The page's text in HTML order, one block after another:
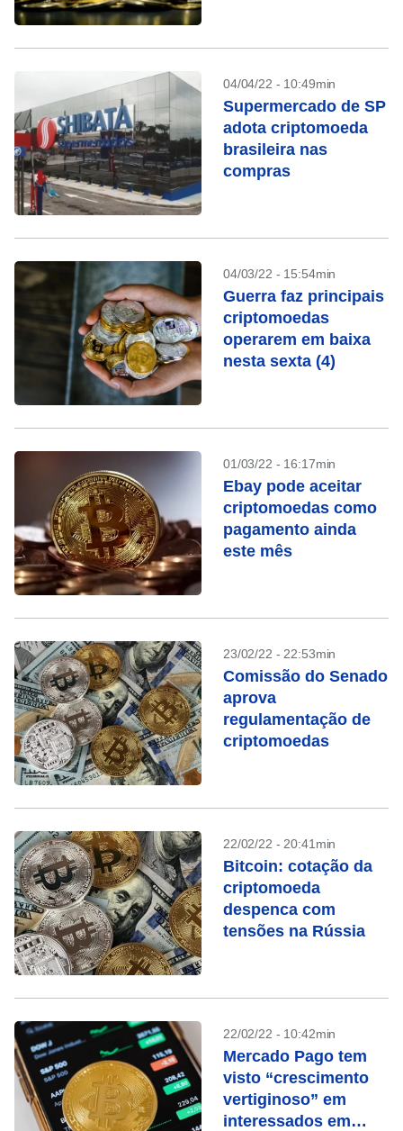
04/04/22 - 10:49min
Supermercado de SP
adota criptomoeda
brasileira nas
compras
04/03/22 - 15:54min
Guerra faz principais
criptomoedas
operarem em baixa
nesta sexta (4)
01/03/22 - 16:17min
Ebay pode aceitar
criptomoedas como
pagamento ainda
este mês
23/02/22 - 22:53min
Comissão do Senado
aprova
regulamentação de
criptomoedas
22/02/22 - 20:41min
Bitcoin: cotação da
criptomoeda
despenca com
tensões na Rússia
22/02/22 - 10:42min
Mercado Pago tem
visto “crescimento
vertiginoso” em
interessados em